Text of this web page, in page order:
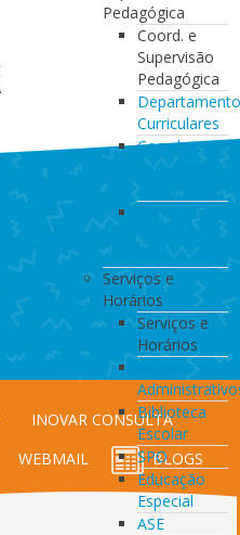
Pedagógica
Coord. e
Supervisão
Pedagógica
Curriculares
Coordenação
da Direção
de Turma
Coordenação
de
Serviços e
Horários
Serviços e
Horários
Serviços
Biblioteca
Escolar
SPO
Educação
Especial
ASE
INOVAR CONSULTA
WEBMAIL BLOGS